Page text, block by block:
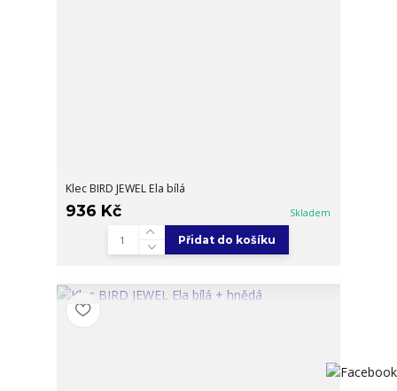
Klec BIRD JEWEL Ela bílá
936 Kč Skladem
Přidat do košíku